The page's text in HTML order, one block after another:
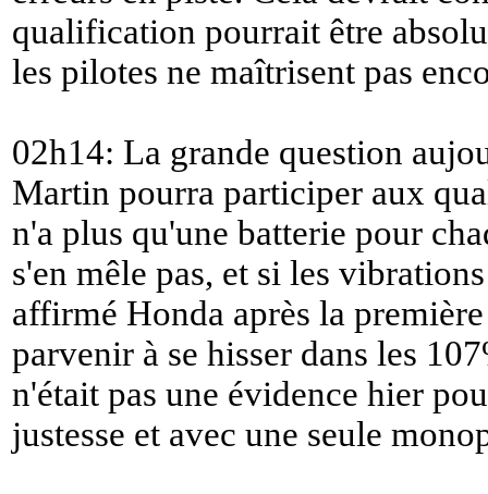
qualification pourrait être
les pilotes ne maîtrisent pas
02h14: La grande question
Martin pourra participer aux
n'a plus qu'une batterie pour
s'en mêle pas, et si les
affirmé Honda après la
parvenir à se hisser dans les
n'était pas une évidence hier
justesse et avec une seule